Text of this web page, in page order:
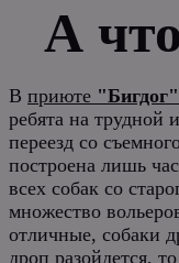
А
В приюте "Бигдог"
ребята на трудной
переезд со
построена лишь
всех собак со
множество
отличные, собаки
дроп разойдется,